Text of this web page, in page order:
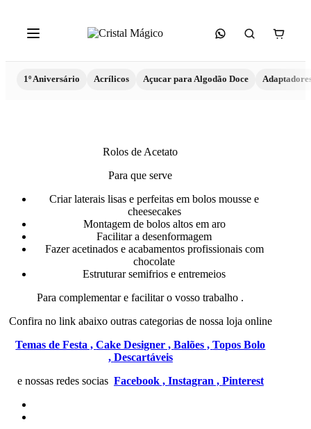
1º Aniversário Acrílicos Açucar para Algodão Doce
Rolos de Acetato
Para que serve
Criar laterais lisas e perfeitas em bolos mousse e
cheesecakes
Montagem de bolos altos em aro
Facilitar a desenformagem
Fazer acetinados e acabamentos profissionais com
chocolate
Estruturar semifrios e entremeios
Para complementar e facilitar o vosso trabalho .
Confira no link abaixo outras categorias de nossa loja online
Temas de Festa ,Cake Designer ,Balões ,Topos Bolo
, Descartáveis
e nossas redes socias Facebook , Instagran , Pinterest